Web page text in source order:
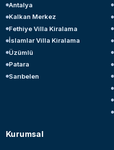
Antalya
Kalkan Merkez
Fethiye Villa Kiralama
İslamlar Villa Kiralama
Üzümlü
Patara
Sarıbelen
Kurumsal